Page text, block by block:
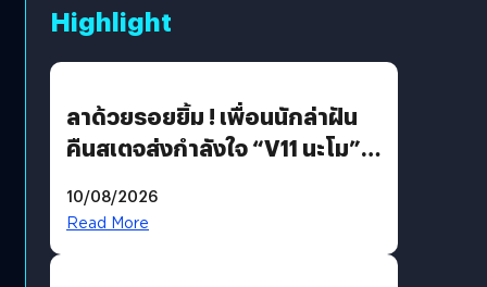
Highlight
ลาด้วยรอยยิ้ม ! เพื่อนนักล่าฝัน
คืนสเตจส่งกำลังใจ “V11 นะโม”
รักแน่นฮอลล์
10/08/2026
Read More